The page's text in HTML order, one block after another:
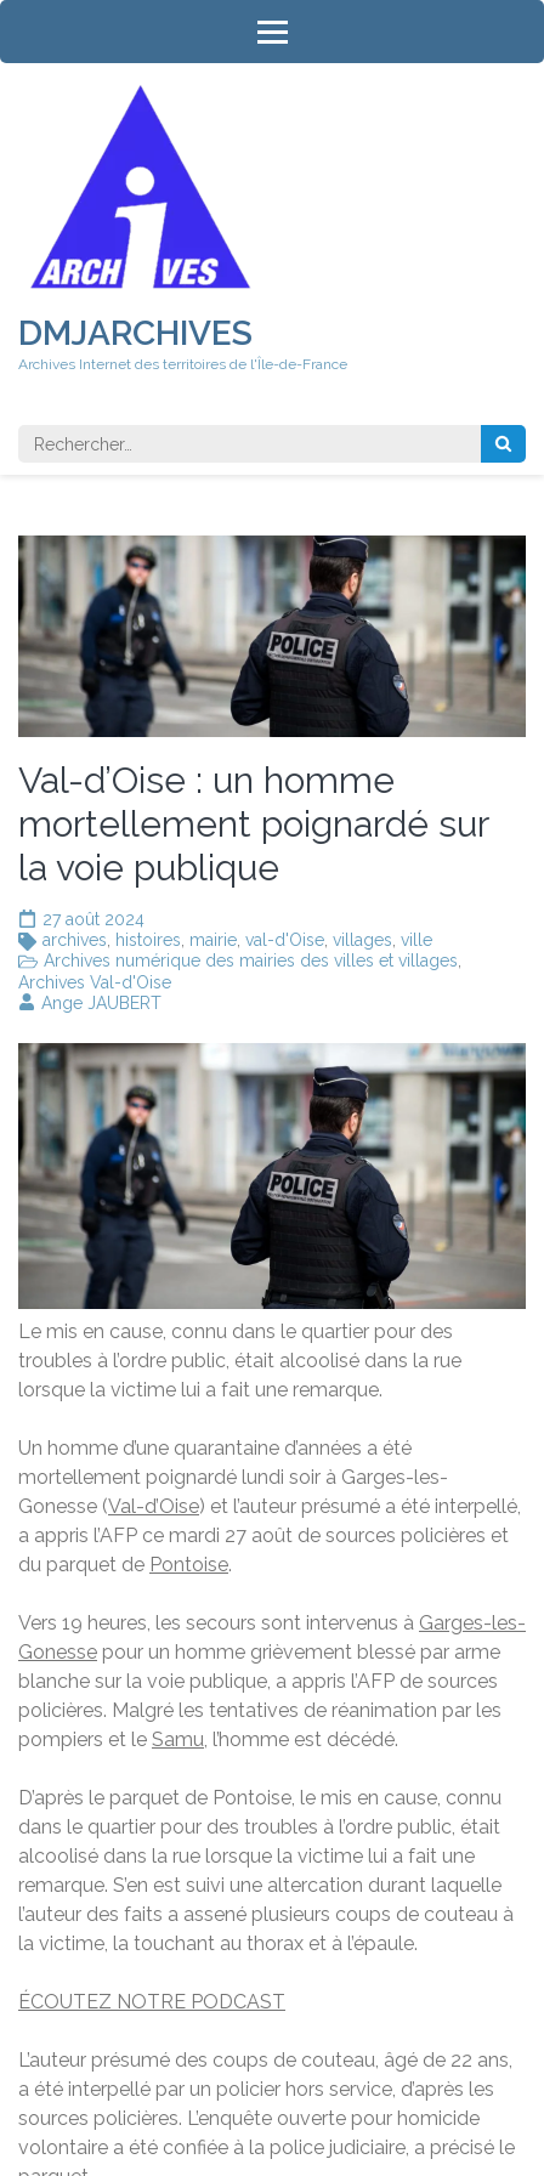
Aller
contenu
DMJARCHIVES
Archives Internet des territoires de l'Île-de-France
Rechercher
Val-d’Oise : un homme
mortellement poignardé sur
la voie publique
27 août 2024
archives
histoires mairie val-d'Oise villages ville
Archives numérique des mairies des villes et villages
Archives Val-d'Oise
Ange JAUBERT
Le mis en cause, connu dans le quartier pour des
troubles à l’ordre public, était alcoolisé dans la rue
lorsque la victime lui a fait une remarque.
Un homme d’une quarantaine d’années a été
mortellement poignardé lundi soir à Garges-les-
Gonesse (Val-d’Oise) et l’auteur présumé a été interpellé,
a appris l’AFP ce mardi 27 août de sources policières et
du parquet de Pontoise.
Vers 19 heures, les secours sont intervenus à Garges-les-
Gonesse pour un homme grièvement blessé par arme
blanche sur la voie publique, a appris l’AFP de sources
policières. Malgré les tentatives de réanimation par les
pompiers et le Samu, l’homme est décédé.
D’après le parquet de Pontoise, le mis en cause, connu
dans le quartier pour des troubles à l’ordre public, était
alcoolisé dans la rue lorsque la victime lui a fait une
remarque. S’en est suivi une altercation durant laquelle
l’auteur des faits a assené plusieurs coups de couteau à
la victime, la touchant au thorax et à l’épaule.
ÉCOUTEZ NOTRE PODCAST
L’auteur présumé des coups de couteau, âgé de 22 ans,
a été interpellé par un policier hors service, d’après les
sources policières. L’enquête ouverte pour homicide
volontaire a été confiée à la police judiciaire, a précisé le